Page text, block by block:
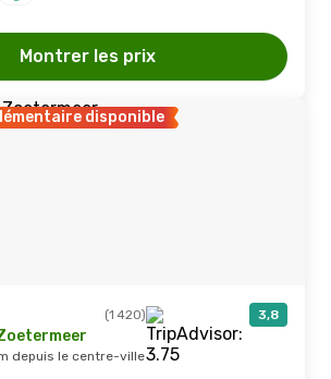
Montrer les prix
disponible
(1 420) 3,8
depuis le centre-ville